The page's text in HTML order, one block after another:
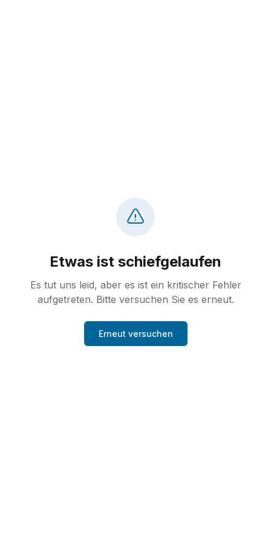
Etwas ist schiefgelaufen
Es tut uns leid, aber es ist ein kritischer Fehler
aufgetreten. Bitte versuchen Sie es erneut.
Erneut versuchen